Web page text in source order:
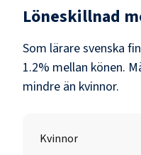
Löneskillnad
Som lärare svenska
1.2% mellan könen.
mindre än kvinnor.
Kvinnor